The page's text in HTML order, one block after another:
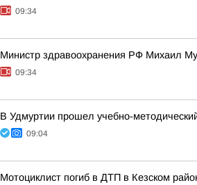
09:34
Министр здравоохранения РФ Михаил
09:34
В Удмуртии прошел учебно-
09:04
Мотоциклист погиб в ДТП в Кезском